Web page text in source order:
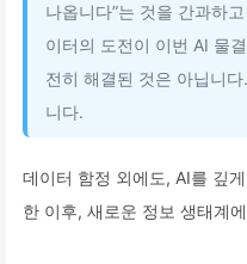
나옵니다”는 것을 간과하
이터의 도전이 이번 AI 물
전히 해결된 것은 아닙니
니다.
데이터 함정 외에도, AI를 깊
한 이후, 새로운 정보 생태계